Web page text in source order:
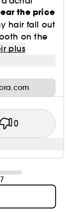
the price
hair fall out
on the
plus
0